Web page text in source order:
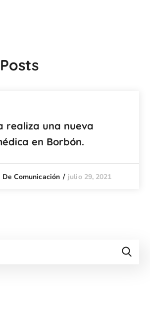
realiza una nueva
en Borbón.
De Comunicación julio 29, 2021